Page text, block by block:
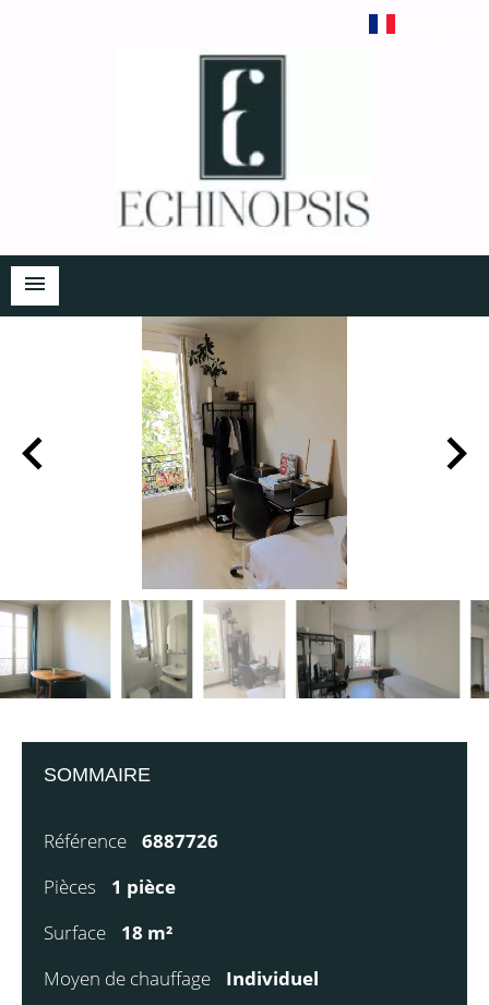
SOMMAIRE
Référence
6887726
Pièces
1 pièce
Surface
18 m²
Moyen de chauffage
Individuel